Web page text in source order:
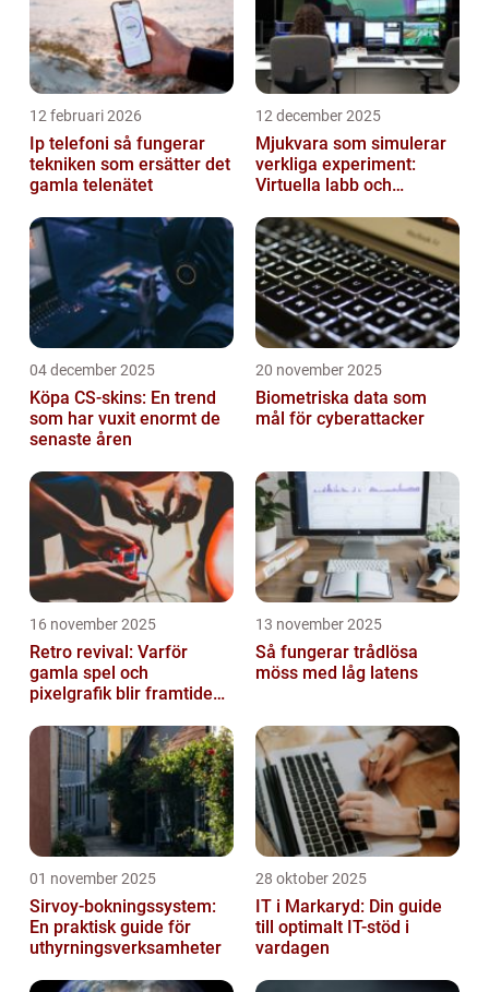
12 februari 2026
Ip telefoni så fungerar
tekniken som ersätter det
gamla telenätet
12 december 2025
Mjukvara som simulerar
verkliga experiment:
Virtuella labb och
04 december 2025
Köpa CS-skins: En trend
som har vuxit enormt de
senaste åren
20 november 2025
Biometriska data som
mål för cyberattacker
16 november 2025
Retro revival: Varför
gamla spel och
pixelgrafik blir framtidens
13 november 2025
Så fungerar trådlösa
möss med låg latens
01 november 2025
Sirvoy-bokningssystem:
En praktisk guide för
uthyrningsverksamheter
28 oktober 2025
IT i Markaryd: Din guide
till optimalt IT-stöd i
vardagen